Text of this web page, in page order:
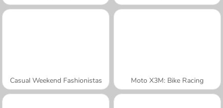
Casual Weekend Fashionistas Moto X3M: Bike Racing